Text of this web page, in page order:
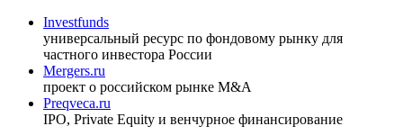
Investfunds
универсальный ресурс по фондовому рынку для
частного инвестора России
Mergers.ru
проект о российском рынке M&A
Preqveca.ru
IPO, Private Equity и венчурное финансирование